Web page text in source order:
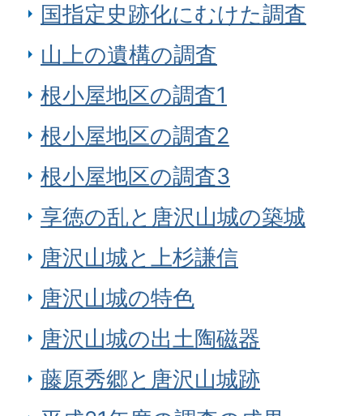
国指定史跡化にむけた調査
山上の遺構の調査
根小屋地区の調査1
根小屋地区の調査2
根小屋地区の調査3
享徳の乱と唐沢山城の築城
唐沢山城と上杉謙信
唐沢山城の特色
唐沢山城の出土陶磁器
藤原秀郷と唐沢山城跡